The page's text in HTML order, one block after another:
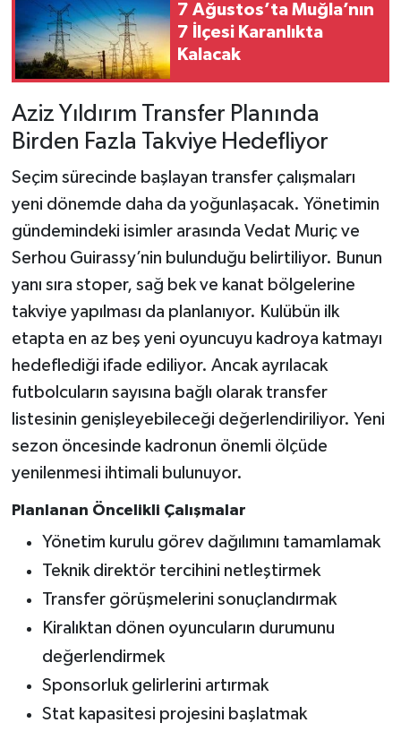
7 Ağustos’ta Muğla’nın
7 İlçesi Karanlıkta
Kalacak
Aziz Yıldırım Transfer Planında
Birden Fazla Takviye Hedefliyor
Seçim sürecinde başlayan transfer çalışmaları
yeni dönemde daha da yoğunlaşacak. Yönetimin
gündemindeki isimler arasında Vedat Muriç ve
Serhou Guirassy’nin bulunduğu belirtiliyor. Bunun
yanı sıra stoper, sağ bek ve kanat bölgelerine
takviye yapılması da planlanıyor. Kulübün ilk
etapta en az beş yeni oyuncuyu kadroya katmayı
hedeflediği ifade ediliyor. Ancak ayrılacak
futbolcuların sayısına bağlı olarak transfer
listesinin genişleyebileceği değerlendiriliyor. Yeni
sezon öncesinde kadronun önemli ölçüde
yenilenmesi ihtimali bulunuyor.
Planlanan Öncelikli Çalışmalar
Yönetim kurulu görev dağılımını tamamlamak
Teknik direktör tercihini netleştirmek
Transfer görüşmelerini sonuçlandırmak
Kiralıktan dönen oyuncuların durumunu
değerlendirmek
Sponsorluk gelirlerini artırmak
Stat kapasitesi projesini başlatmak